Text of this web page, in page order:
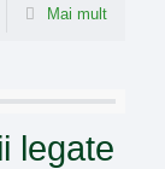
Mai mult
legate